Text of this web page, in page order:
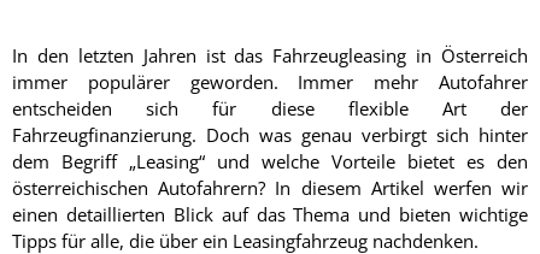
In den letzten Jahren ist das Fahrzeugleasing in Österreich
immer populärer geworden. Immer mehr Autofahrer
entscheiden sich für diese flexible Art der
Fahrzeugfinanzierung. Doch was genau verbirgt sich hinter
dem Begriff „Leasing“ und welche Vorteile bietet es den
österreichischen Autofahrern? In diesem Artikel werfen wir
einen detaillierten Blick auf das Thema und bieten wichtige
Tipps für alle, die über ein Leasingfahrzeug nachdenken.